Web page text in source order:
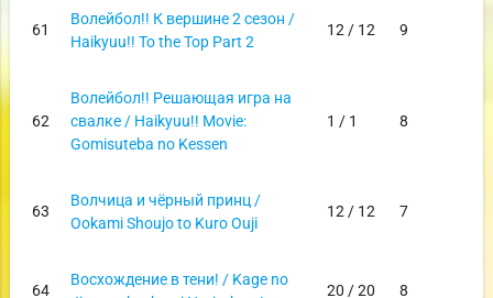
61
Волейбол!! К вершине 2 сезон /
Haikyuu!! To the Top Part 2
12 / 12 9
62
Волейбол!! Решающая игра на
свалке / Haikyuu!! Movie:
Gomisuteba no Kessen
1 / 1 8
63
Волчица и чёрный принц /
Ookami Shoujo to Kuro Ouji
12 / 12 7
64
Восхождение в тени! / Kage no
20 / 20 8